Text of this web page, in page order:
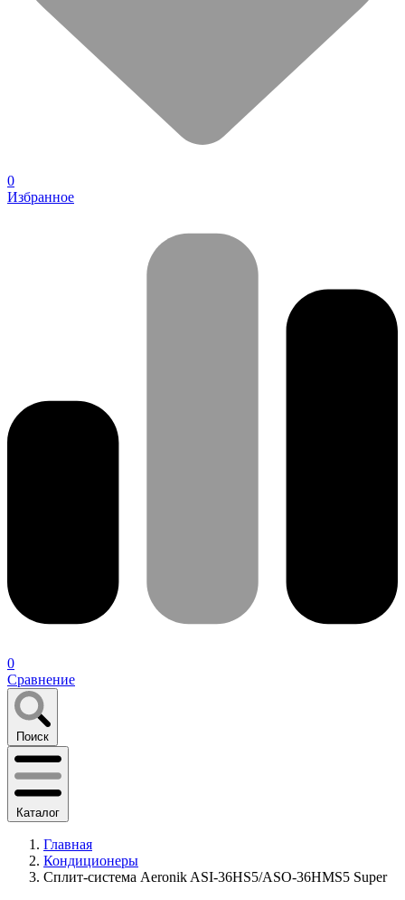
0
Избранное
0
Сравнение
Поиск
Каталог
Главная
Кондиционеры
Сплит-система Aeronik ASI-36HS5/ASO-36HMS5 Super